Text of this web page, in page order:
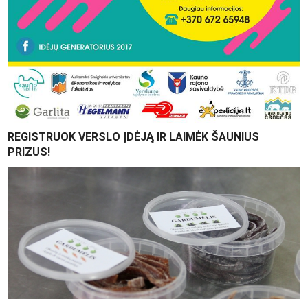
REGISTRUOK VERSLO ĮDĖJĄ IR LAIMĖK ŠAUNIUS
PRIZUS!